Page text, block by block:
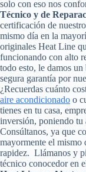
solo con eso nos
Técnico y de
certificación de
mismo día en la
originales Heat Line
funcionando con alto
todo esto, le damos
segura garantía por
¿Recuerdas cuánto
aire acondicionado o
tienes en tu casa,
inversión, poniendo tu
Consúltanos, ya que
mayormente el
rapidez. Llámanos y
técnico conocedor en